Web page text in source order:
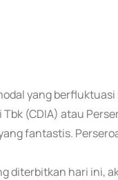
yang
(CDIA) atau
fantastis.
diterbitkan hari ini,